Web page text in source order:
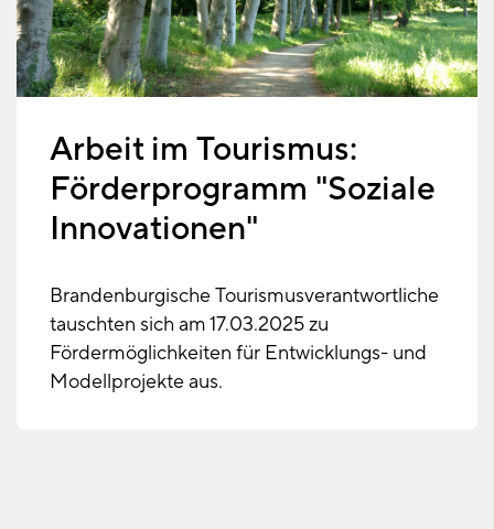
Arbeit im Tourismus:
Förderprogramm "Soziale
Innovationen"
Brandenburgische Tourismusverantwortliche
tauschten sich am 17.03.2025 zu
Fördermöglichkeiten für Entwicklungs- und
Modellprojekte aus.